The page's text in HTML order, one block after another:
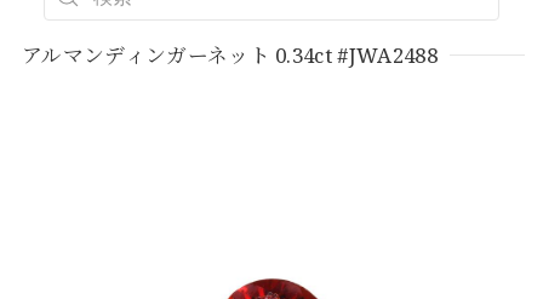
アルマンディンガーネット 0.34ct #JWA2488